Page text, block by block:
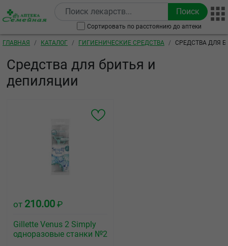
Сортировать по расстоянию до аптеки
Строка навигации
ГЛАВНАЯ КАТАЛОГ ГИГИЕНИЧЕСКИЕ СРЕДСТВА СРЕДСТВА ДЛЯ
Средства для бритья и
депиляции
от 210.00 ₽
Gillette Venus 2 Simply
одноразовые станки №2